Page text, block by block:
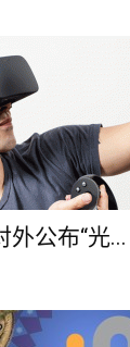
外公布“光...